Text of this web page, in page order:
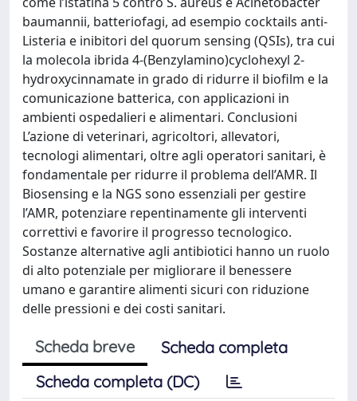
baumannii, batteriofagi, ad esempio cocktails anti-
Listeria e inibitori del quorum sensing (QSIs), tra cui
la molecola ibrida 4-(Benzylamino)cyclohexyl 2-
hydroxycinnamate in grado di ridurre il biofilm e la
comunicazione batterica, con applicazioni in
ambienti ospedalieri e alimentari. Conclusioni
L’azione di veterinari, agricoltori, allevatori,
tecnologi alimentari, oltre agli operatori sanitari, è
fondamentale per ridurre il problema dell’AMR. Il
Biosensing e la NGS sono essenziali per gestire
l’AMR, potenziare repentinamente gli interventi
correttivi e favorire il progresso tecnologico.
Sostanze alternative agli antibiotici hanno un ruolo
di alto potenziale per migliorare il benessere
umano e garantire alimenti sicuri con riduzione
delle pressioni e dei costi sanitari.
Scheda breve
Scheda completa
Scheda completa (DC)